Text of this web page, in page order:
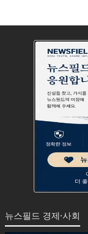
뉴스필드 경제·사회